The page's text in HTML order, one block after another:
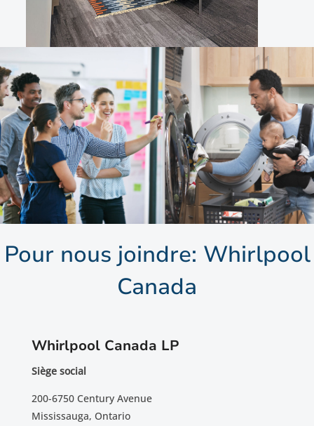
Pour nous joindre: Whirlpool
Canada
Whirlpool Canada LP
Siège social
200-6750 Century Avenue
Mississauga, Ontario